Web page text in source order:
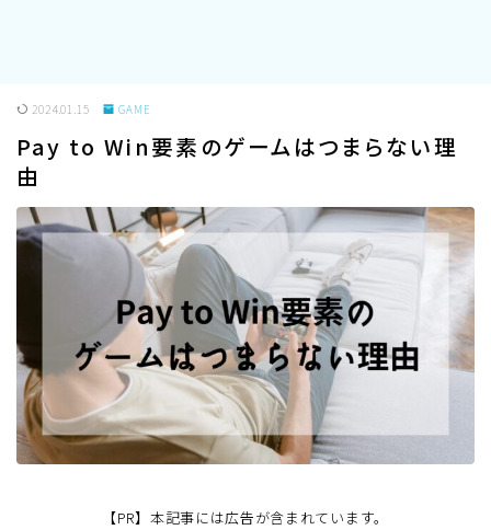
2024.01.15 GAME
Pay to Win要素のゲームはつまらない理
由
【PR】本記事には広告が含まれています。